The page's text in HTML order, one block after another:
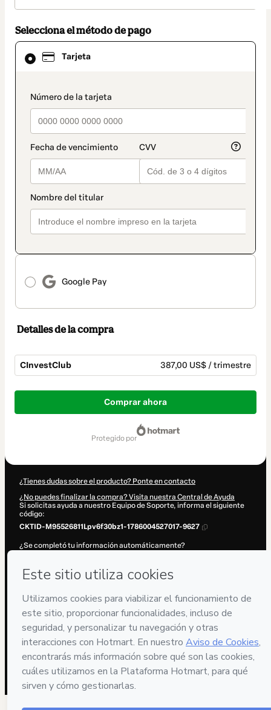
Selecciona el método de pago
Tarjeta
payment_data.section_title_v2
Google Pay
El
método
seleccionado
Tarjeta
Detalles de la compra
CInvestClub 387,00 US$ / trimestre
Total
387,00 US$
Comprar ahora
protegido por
¿Tienes dudas sobre el producto? Ponte en contacto
¿No puedes finalizar la compra? Visita nuestra Central de Ayuda
Si solicitas ayuda a nuestro Equipo de Soporte, informa el siguiente
código:
CKTID-M95526811Lpv6f30bz1-1786004527017-9627
¿Se completó tu información automáticamente?
Al hacer clic en 'Comprar ahora', declaro que (i) entiendo que Hotmart
está procesando este pedido en nombre deCINVEST. SLU
Términos de Uso de Hotmart,Políticas de Privacidadyotras políticas
de Hotmarty (iii) soy mayor de edad o autorizado y acompañado por
un tutor legal.
Más información sobre tu compraaquí.
Hotmart ©2026- Todos los derechos reservados
2026-08-06T08:22:08.567Z
REF.